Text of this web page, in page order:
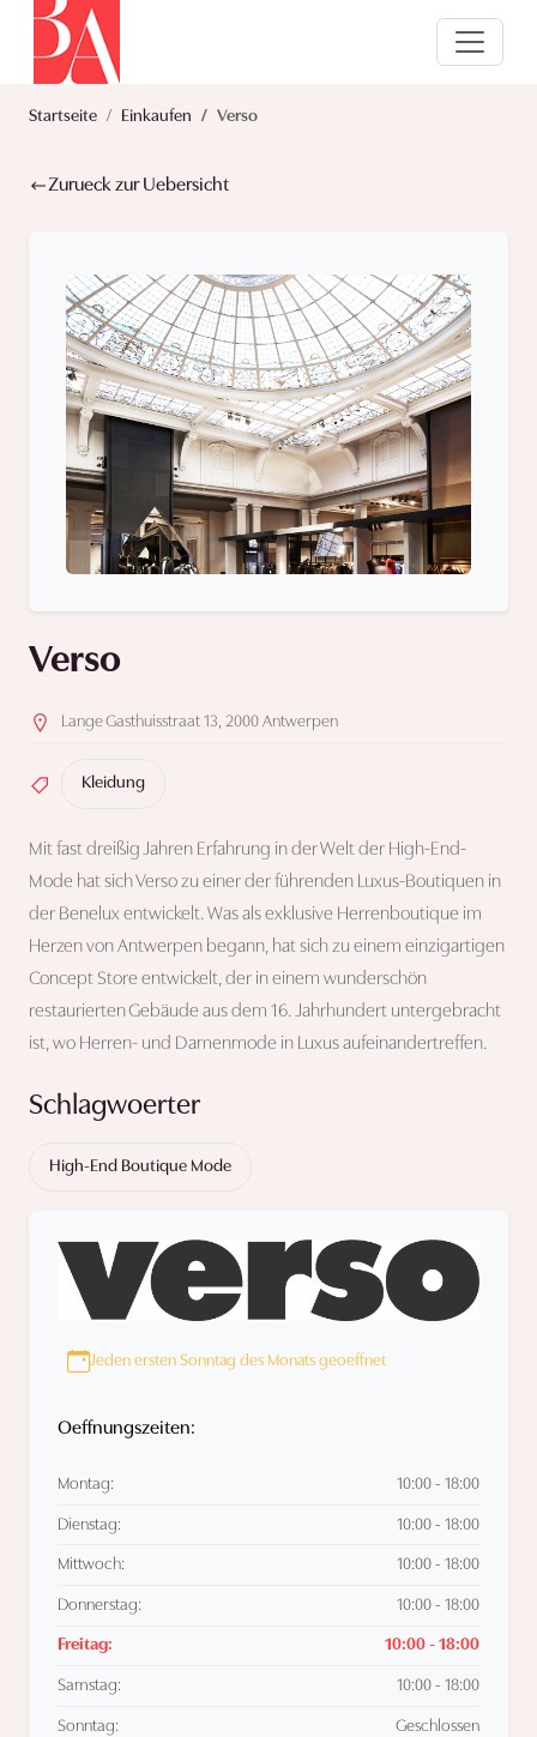
Startseite Einkaufen Verso
Zurueck zur Uebersicht
Verso
Lange Gasthuisstraat 13, 2000 Antwerpen
Kleidung
Mit fast dreißig Jahren Erfahrung in der Welt der High-End-
Mode hat sich Verso zu einer der führenden Luxus-Boutiquen in
der Benelux entwickelt. Was als exklusive Herrenboutique im
Herzen von Antwerpen begann, hat sich zu einem einzigartigen
Concept Store entwickelt, der in einem wunderschön
restaurierten Gebäude aus dem 16. Jahrhundert untergebracht
ist, wo Herren- und Damenmode in Luxus aufeinandertreffen.
Schlagwoerter
High-End Boutique Mode
Jeden ersten Sonntag des Monats geoeffnet
Oeffnungszeiten:
Montag: 10:00 - 18:00
Dienstag: 10:00 - 18:00
Mittwoch: 10:00 - 18:00
Donnerstag: 10:00 - 18:00
Freitag: 10:00 - 18:00
Samstag: 10:00 - 18:00
Sonntag: Geschlossen